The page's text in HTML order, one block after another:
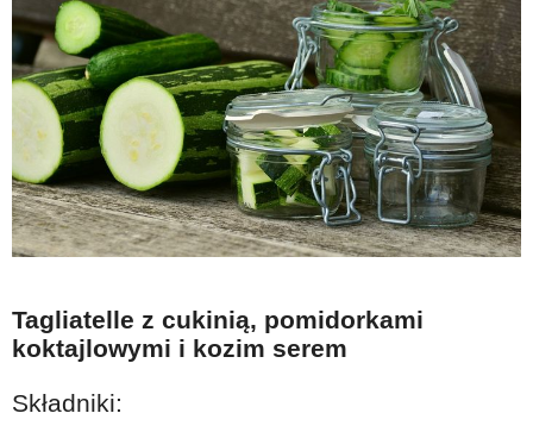
Tagliatelle z cukinią, pomidorkami
koktajlowymi i kozim serem
Składniki: